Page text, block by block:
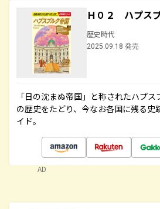
Ｈ０２ ハプス
歴史時代
2025.09.18 発売
「日の沈まぬ帝国」と称されたハプ
の歴史をたどり、今なお各国に残る史
イド。
AD